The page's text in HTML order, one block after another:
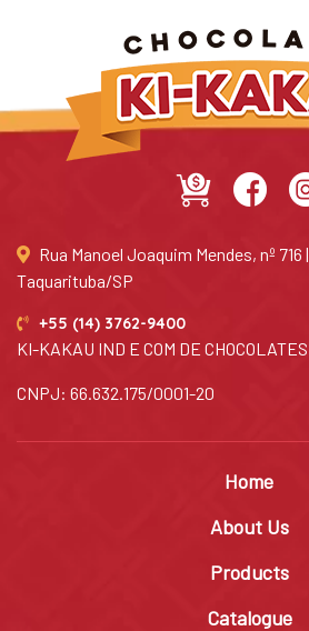
Rua Manoel Joaquim Mendes, nº 716
Taquarituba/SP
+55 (14) 3762-9400
KI-KAKAU IND E COM DE
CNPJ: 66.632.175/0001-20
Home
About Us
Products
Catalogue